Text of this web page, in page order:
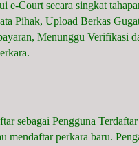
secara singkat
Pihak, Upload Berkas
Menunggu Verifikasi
Pengguna Terdaftar
mendaftar perkara baru.